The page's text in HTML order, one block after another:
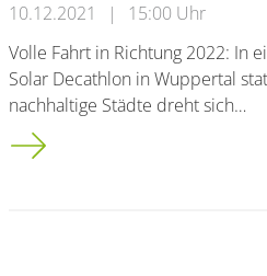
10.12.2021 |
15:00 Uhr
Volle Fahrt in Richtung 2022: In
Solar Decathlon in Wuppertal
nachhaltige Städte dreht sich…
Solar Decathlon im Juni 2022: